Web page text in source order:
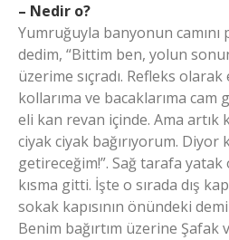
– Nedir o?
Yumruğuyla banyonun camını
dedim, “Bittim ben, yolun
üzerime sıçradı. Refleks
kollarıma ve bacaklarıma cam
eli kan revan içinde. Ama artık
ciyak ciyak bağırıyorum. Diyor
getireceğim!”. Sağ tarafa yatak
kısma gitti. İşte o sırada dış
sokak kapısının önündeki
Benim bağırtım üzerine Şafak